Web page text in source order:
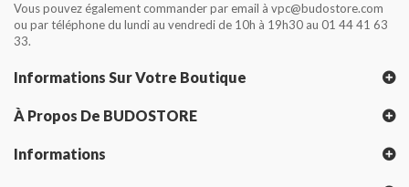
Vous pouvez également commander par email à vpc@budostore.com
ou par téléphone du lundi au vendredi de 10h à 19h30 au 01 44 41 63
33.
Informations Sur Votre Boutique
À Propos De BUDOSTORE
Informations